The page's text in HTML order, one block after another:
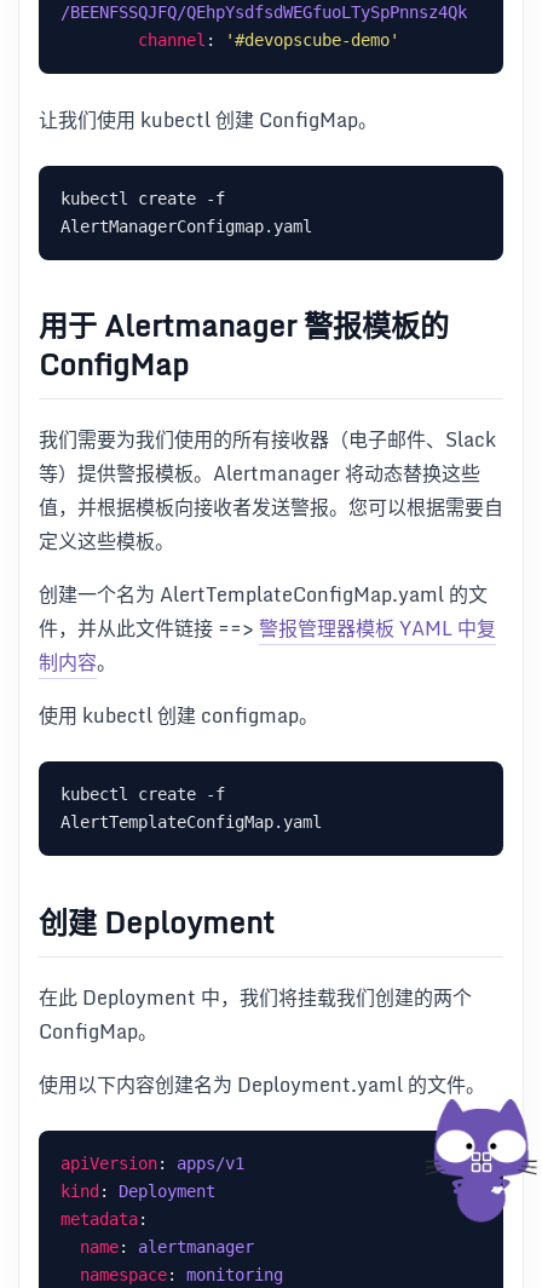
/BEENFSSQJFQ/QEhpYsdfsdWEGfuoLTySpPnnsz4Qk
channel : '#devopscube-demo'
让我们使用 kubectl 创建 ConfigMap。
kubectl create -f
用于 Alertmanager 警报模板的
ConfigMap
我们需要为我们使用的所有接收器（电子邮件、Slack
等）提供警报模板。Alertmanager 将动态替换这些
值，并根据模板向接收者发送警报。您可以根据需要自
定义这些模板。
创建一个名为 AlertTemplateConfigMap.yaml 的文
件，并从此文件链接 ==>警报管理器模板 YAML 中复
制内容。
使用 kubectl 创建 configmap。
kubectl create -f
创建 Deployment
在此 Deployment 中，我们将挂载我们创建的两个
ConfigMap。
使用以下内容创建名为 Deployment.yaml 的文件。
apiVersion: apps/v1
kind : Deployment
metadata
name: alertmanager
namespace: monitoring